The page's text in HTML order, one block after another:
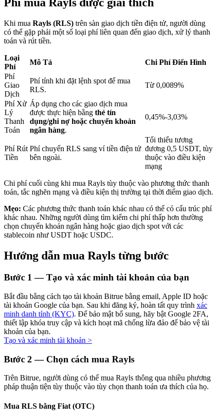
Khóa BTR
Khoản vay
Dịch vụ vay được hỗ trợ bằng tiền điện tử
Đầu tư cố định và quản lý tài chính
Tận hưởng việc quản lý tài chính hiện tại và thu nhập lâu dài
Staking 101
AI
Phí mua Rayls được giải thích
Khi mua Rayls (RLS) trên sàn giao dịch tiền điện tử, người dùng
có thể gặp phải một số loại phí liên quan đến giao dịch, xử lý thanh
toán và rút tiền.
Loại
Phí
Mô Tả
Chi Phí Điển Hình
Phí
Giao
Dịch
Phí tính khi đặt lệnh spot để mua
RLS.
Từ 0,0089%
Phí Xử
Lý
Thanh
Toán
Áp dụng cho các giao dịch mua
được thực hiện bằng thẻ tín
dụng/ghi nợ hoặc chuyển khoản
ngân hàng.
0,45%-3,03%
Phí Rút
Tiền
Phí chuyển RLS sang ví tiền điện tử
bên ngoài.
Tối thiểu tương
đương 0,5 USDT, tùy
thuộc vào điều kiện
mạng
Chi phí cuối cùng khi mua Rayls tùy thuộc vào phương thức thanh
toán, tắc nghẽn mạng và điều kiện thị trường tại thời điểm giao dịch.
Mẹo: Các phương thức thanh toán khác nhau có thể có cấu trúc phí
khác nhau. Những người dùng tìm kiếm chi phí thấp hơn thường
chọn chuyển khoản ngân hàng hoặc giao dịch spot với các
stablecoin như USDT hoặc USDC.
Hướng dẫn mua Rayls từng bước
Bước 1 —Tạo và xác minh tài khoản của bạn
Bắt đầu bằng cách tạo tài khoản Bitrue bằng email, Apple ID hoặc
tài khoản Google của bạn. Sau khi đăng ký, hoàn tất quy trình xác
minh danh tính (KYC). Để bảo mật bổ sung, hãy bật Google 2FA,
thiết lập khóa truy cập và kích hoạt mã chống lừa đảo để bảo vệ tài
khoản của bạn.
Tạo và xác minh tài khoản >
Bước 2 — Chọn cách mua Rayls
Trên Bitrue, người dùng có thể mua Rayls thông qua nhiều phương
pháp thuận tiện tùy thuộc vào tùy chọn thanh toán ưa thích của họ.
Mua RLS bằng Fiat (OTC)